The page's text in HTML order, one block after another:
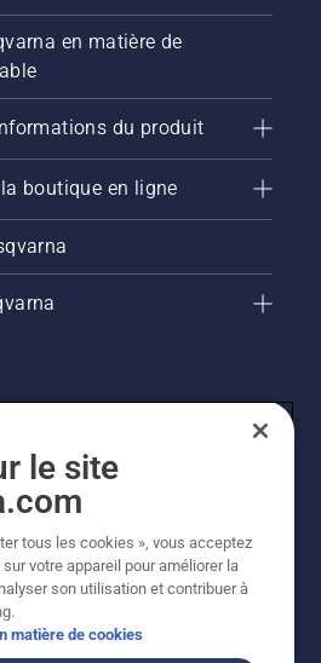
en matière de
du produit
boutique en ligne
Tous droits réservés. Les prix
de vente conseillés. Tous les prix
de vente recommandés (TVA
est disponible pour un achat
direct.
le site
tous les cookies », vous acceptez
votre appareil pour améliorer la
son utilisation et contribuer à
matière de cookies